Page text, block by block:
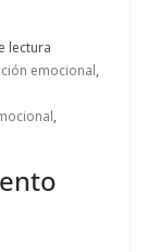
lectura
emocional,
,